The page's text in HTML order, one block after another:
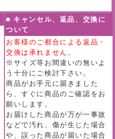
■ キャンセル、返品、交換に
ついて
お客様のご都合による返品・
交換は承れません。
※サイズ等お間違いの無いよ
う十分にご検討下さい。
商品がお手元に届きました
ら、すぐに商品のご確認をお
願いします。
お届けした商品が万が一事故
などで汚れ、傷が生じた場合
や、誤った商品が届いた場合